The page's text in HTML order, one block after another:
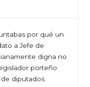
por qué un
a Jefe de
digna no
porteño
diputados